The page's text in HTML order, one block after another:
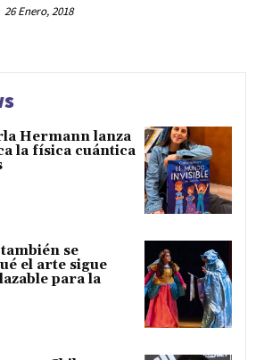
26 Enero, 2018
Hermann lanza
la física cuántica
se
el arte sigue
para la